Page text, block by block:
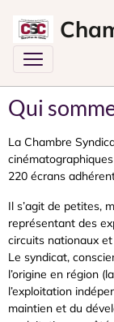
Qui
La Chambre
220 écrans
Il s’agit de petites,
représentant des
circuits nationaux
Le syndicat,
l’origine en région
l’exploitation
maintien et du